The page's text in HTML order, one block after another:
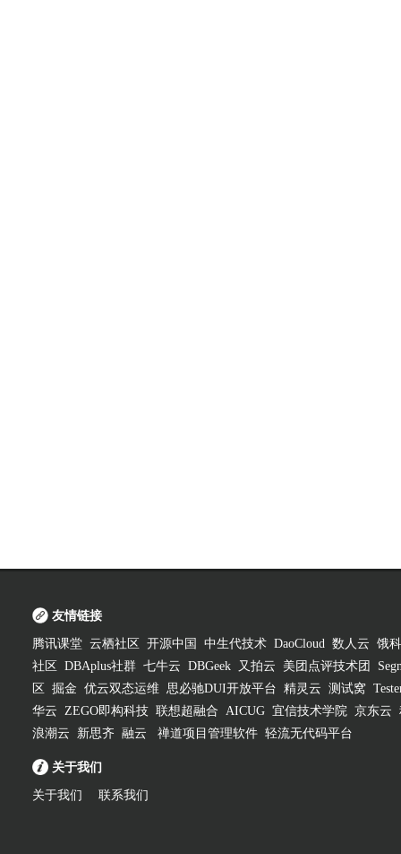
友情链接
腾讯课堂 云栖社区 开源中国 中生代技术 DaoCloud 数人云 饿
社区
DBAplus社群 七牛云 DBGeek 又拍云 美团点评技术团
区
掘金 优云双态运维 思必驰DUI开放平台 精灵云 测试窝
华云 ZEGO即构科技 联想超融合 AICUG 宜信技术学院 京东云
浪潮云
新思齐 融云 禅道项目管理软件 轻流无代码平台
关于我们
关于我们 联系我们